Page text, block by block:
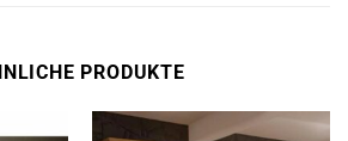
PRODUKTE